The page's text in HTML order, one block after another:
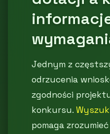
Jednym z
odrzucenia
zgodności
konkursu.
pomaga